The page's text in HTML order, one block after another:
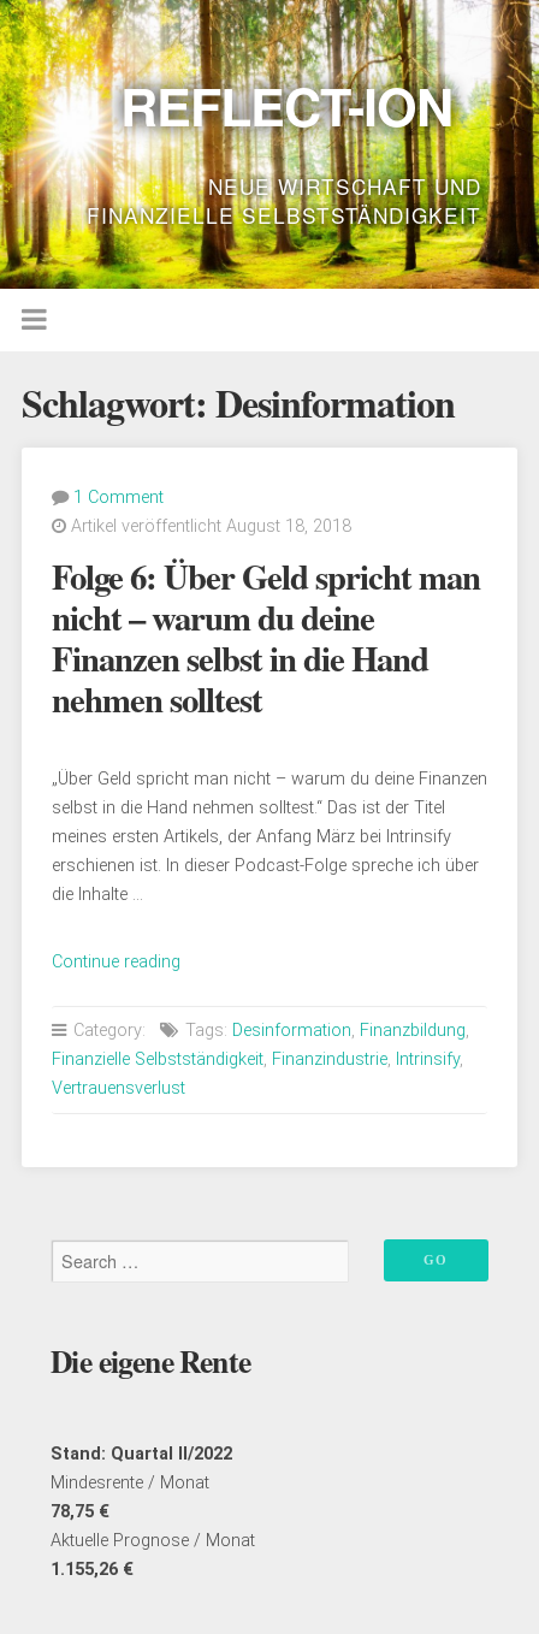
REFLECT-ION
NEUE WIRTSCHAFT UND
FINANZIELLE SELBSTSTÄNDIGKEIT
Schlagwort:Desinformation
1 Comment
Artikel veröffentlicht August 18, 2018
Folge 6: Über Geld spricht man
nicht – warum du deine
Finanzen selbst in die Hand
nehmen solltest
„Über Geld spricht man nicht – warum du deine Finanzen
selbst in die Hand nehmen solltest.“ Das ist der Titel
meines ersten Artikels, der Anfang März bei Intrinsify
erschienen ist. In dieser Podcast-Folge spreche ich über
die Inhalte …
Continue reading„Folge
Über
Geld
–
die
solltest“
Category: Tags: Desinformation, Finanzbildung,
Finanzielle Selbstständigkeit, Finanzindustrie, Intrinsify,
Vertrauensverlust
Die eigene Rente
Stand: Quartal II/2022
Mindesrente / Monat
78,75 €
Aktuelle Prognose / Monat
1.155,26 €